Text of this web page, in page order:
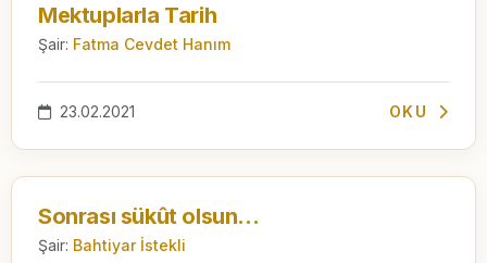
Mektuplarla Tarih
Şair: Fatma Cevdet Hanım
23.02.2021 OKU
Sonrası sükût olsun...
Şair: Bahtiyar İstekli